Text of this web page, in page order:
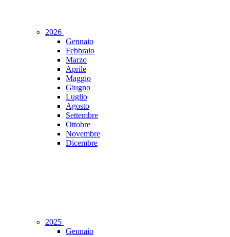
2026
Gennaio
Febbraio
Marzo
Aprile
Maggio
Giugno
Luglio
Agosto
Settembre
Ottobre
Novembre
Dicembre
2025
Gennaio